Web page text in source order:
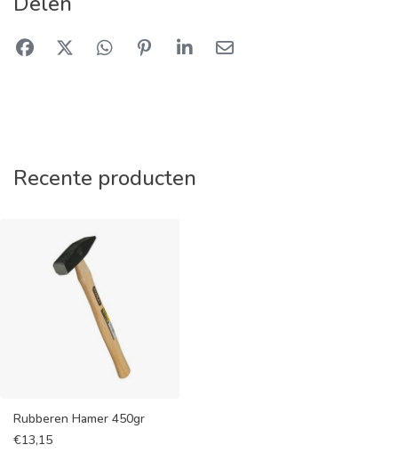
Recente producten
Rubberen Hamer 450gr
€13,15